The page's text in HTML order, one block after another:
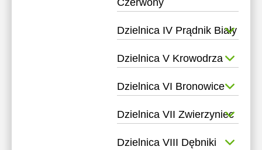
Czerwony
Dzielnica IV Prądnik Biały
Dzielnica V Krowodrza
Dzielnica VI Bronowice
Dzielnica VII Zwierzyniec
Dzielnica VIII Dębniki